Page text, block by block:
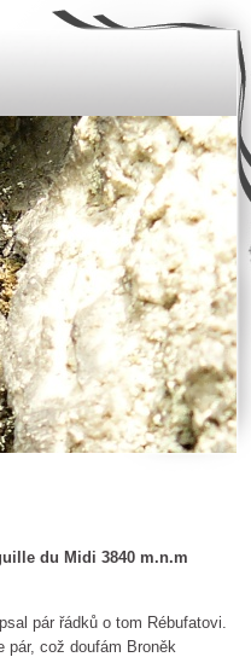
du Midi 3840 m.n.m
pár řádků o tom Rébufatovi.
pár, což doufám Broněk